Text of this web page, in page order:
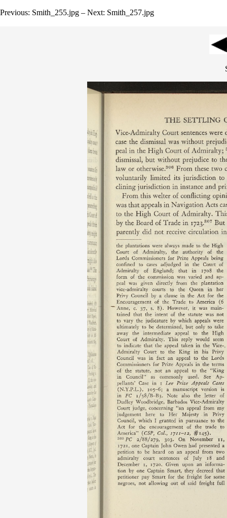
Previous: Smith_255.jpg – Next: Smith_257.jpg